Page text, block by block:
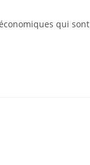
qui sont